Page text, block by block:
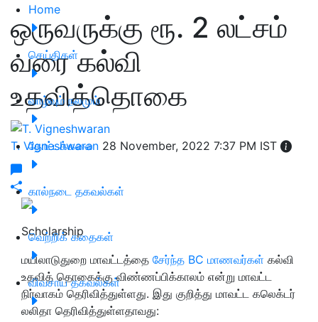
Home
செய்திகள்
வாழ்வும் நலமும்
தோட்டக்கலை
கால்நடை தகவல்கள்
வெற்றிக் கதைகள்
விவசாய தகவல்கள்
ஒருவருக்கு ரூ. 2 லட்சம்
வரை கல்வி
உதவித்தொகை
T. Vigneshwaran 28 November, 2022 7:37 PM IST
Scholarship
மயிலாடுதுறை மாவட்டத்தை சேர்ந்த BC மாணவர்கள் கல்வி
உதவித் தொகைக்கு விண்ணப்பிக்காலம் என்று மாவட்ட
நிர்வாகம் தெரிவித்துள்ளது. இது குறித்து மாவட்ட கலெக்டர்
லலிதா தெரிவித்துள்ளதாவது: